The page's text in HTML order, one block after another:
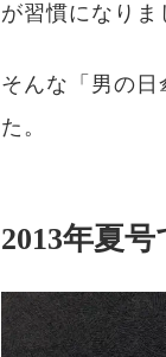
が習慣になりま
そんな「男の日
た。
2013年夏